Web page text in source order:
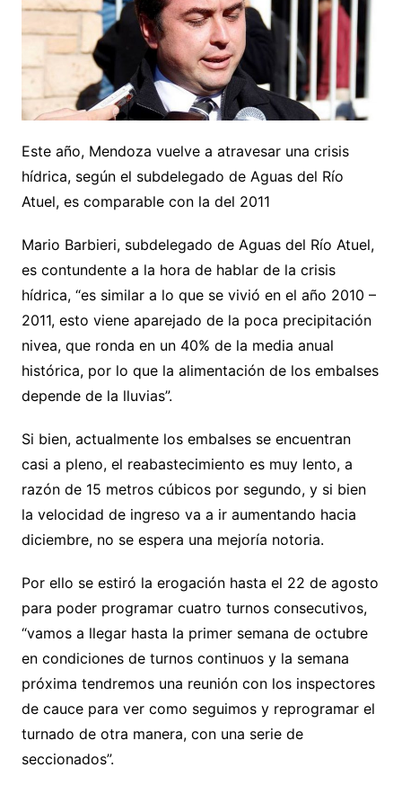
Este año, Mendoza vuelve a atravesar una crisis
hídrica, según el subdelegado de Aguas del Río
Atuel, es comparable con la del 2011
Mario Barbieri, subdelegado de Aguas del Río Atuel,
es contundente a la hora de hablar de la crisis
hídrica, “es similar a lo que se vivió en el año 2010 –
2011, esto viene aparejado de la poca precipitación
nivea, que ronda en un 40% de la media anual
histórica, por lo que la alimentación de los embalses
depende de la lluvias”.
Si bien, actualmente los embalses se encuentran
casi a pleno, el reabastecimiento es muy lento, a
razón de 15 metros cúbicos por segundo, y si bien
la velocidad de ingreso va a ir aumentando hacia
diciembre, no se espera una mejoría notoria.
Por ello se estiró la erogación hasta el 22 de agosto
para poder programar cuatro turnos consecutivos,
“vamos a llegar hasta la primer semana de octubre
en condiciones de turnos continuos y la semana
próxima tendremos una reunión con los inspectores
de cauce para ver como seguimos y reprogramar el
turnado de otra manera, con una serie de
seccionados”.